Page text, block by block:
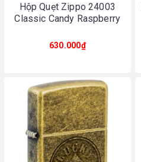
Hộp Quẹt Zippo 24003
Classic Candy Raspberry
630.000₫